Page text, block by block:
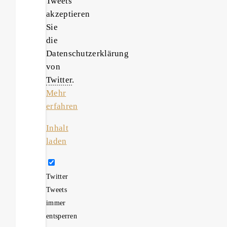
akzeptieren
Sie
die
Datenschutzerklärung
von
Twitter.
Mehr
erfahren
Inhalt
laden
Twitter
Tweets
immer
entsperren